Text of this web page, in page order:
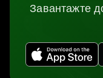
Завантажте